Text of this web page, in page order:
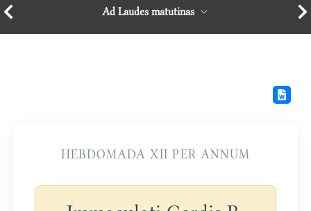
Ad Laudes matutinas
HEBDOMADA XII PER ANNUM